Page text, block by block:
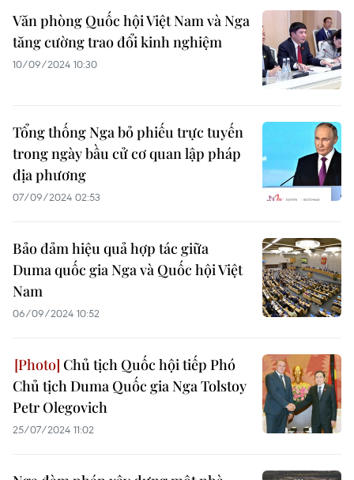
Văn phòng Quốc hội Việt Nam và Nga
tăng cường trao đổi kinh nghiệm
10/09/2024 10:30
Tổng thống Nga bỏ phiếu trực tuyến
trong ngày bầu cử cơ quan lập pháp
địa phương
07/09/2024 02:53
Bảo đảm hiệu quả hợp tác giữa
Duma quốc gia Nga và Quốc hội Việt
Nam
06/09/2024 10:52
Chủ tịch Quốc hội tiếp Phó
Chủ tịch Duma Quốc gia Nga Tolstoy
Petr Olegovich
25/07/2024 11:02